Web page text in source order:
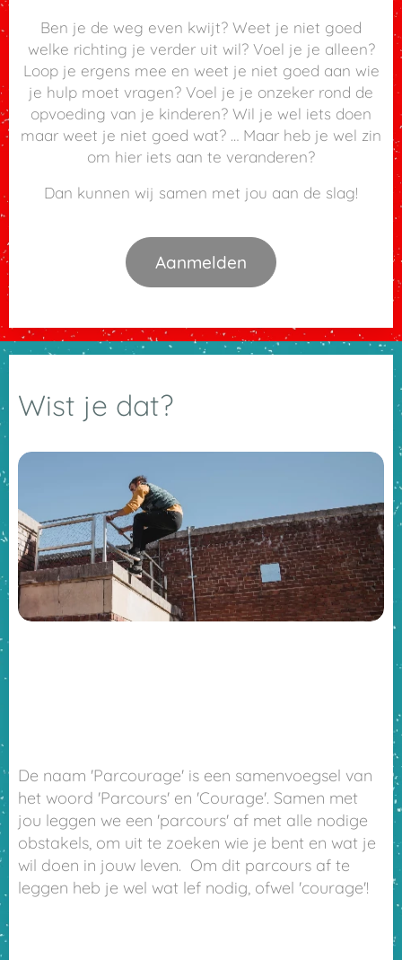
Ben je de weg even kwijt? Weet je niet goed
welke richting je verder uit wil? Voel je je alleen?
Loop je ergens mee en weet je niet goed aan wie
je hulp moet vragen? Voel je je onzeker rond de
opvoeding van je kinderen? Wil je wel iets doen
maar weet je niet goed wat? … Maar heb je wel zin
om hier iets aan te veranderen?
Dan kunnen wij samen met jou aan de slag!
Aanmelden
Wist je dat?
De naam 'Parcourage' is een samenvoegsel van
het woord 'Parcours' en 'Courage'. Samen met
jou leggen we een 'parcours' af met alle nodige
obstakels, om uit te zoeken wie je bent en wat je
wil doen in jouw leven. Om dit parcours af te
leggen heb je wel wat lef nodig, ofwel 'courage'!